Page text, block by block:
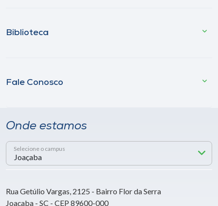
Biblioteca
Fale Conosco
Onde estamos
Selecione o campus
Rua Getúlio Vargas, 2125 - Bairro Flor da Serra
Joaçaba - SC - CEP 89600-000